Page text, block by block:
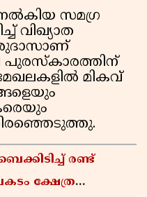
സമഗ്ര
വിഖ്യാത
മികവ്
രണ്ട്
ക്ഷേത്ര